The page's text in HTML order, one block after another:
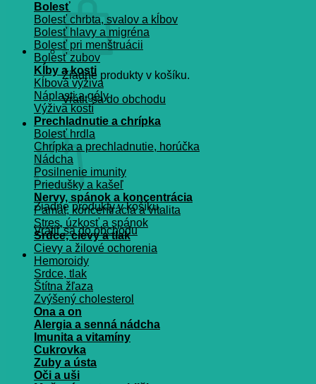
Žiadne produkty v košíku.
Vrátiť sa do obchodu
Košík
Žiadne produkty v košíku.
Vrátiť sa do obchodu
Bolesť
Bolesť chrbta, svalov a kĺbov
Bolesť hlavy a migréna
Bolesť pri menštruácii
Bolesť zubov
Kĺby a kosti
Kĺbová výživa
Náplasti a gély
Výživa kostí
Prechladnutie a chrípka
Bolesť hrdla
Chrípka a prechladnutie, horúčka
Nádcha
Posilnenie imunity
Priedušky a kašeľ
Nervy, spánok a koncentrácia
Pamät, koncentrácia a vitalita
Stres, úzkosť a spánok
Srdce, cievy a tlak
Cievy a žilové ochorenia
Hemoroidy
Srdce, tlak
Štítna žľaza
Zvýšený cholesterol
Ona a on
Alergia a senná nádcha
Imunita a vitamíny
Cukrovka
Zuby a ústa
Oči a uši